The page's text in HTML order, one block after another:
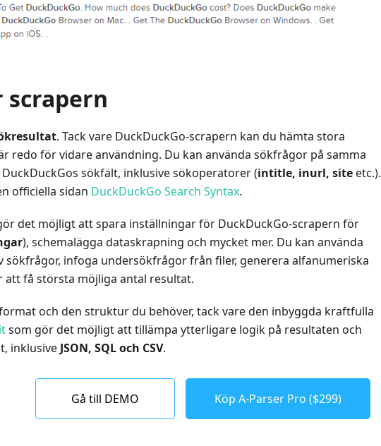
scrapern
. Tack vare DuckDuckGo-scrapern kan du hämta stora
redo för vidare användning. Du kan använda sökfrågor på samma
sökfält, inklusive sökoperatorer (intitle, inurl, siteetc.).
officiella sidan DuckDuckGo Search Syntax.
det möjligt att spara inställningar för DuckDuckGo-scrapern för
), schemalägga dataskrapning och mycket mer. Du kan använda
infoga undersökfrågor från filer, generera alfanumeriska
få största möjliga antal resultat.
och den struktur du behöver, tack vare den inbyggda kraftfulla
som gör det möjligt att tillämpa ytterligare logik på resultaten och
inklusive JSON, SQL och CSV.
Gå till DEMO Köp A-Parser Pro ($299)